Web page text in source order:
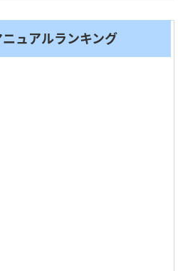
ュアルランキング